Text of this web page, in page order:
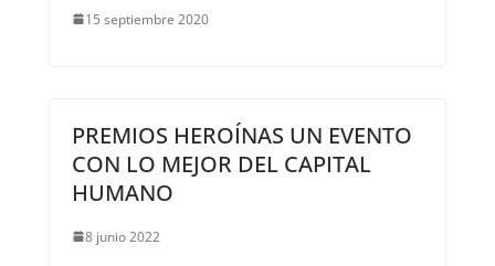
15 septiembre 2020
PREMIOS HEROÍNAS UN EVENTO
CON LO MEJOR DEL CAPITAL
HUMANO
8 junio 2022